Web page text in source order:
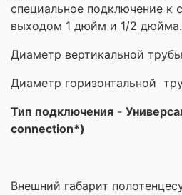
специальное подключение к
выходом 1 дюйм и 1/2 дюйма.
Диаметр вертикальной
Диаметр горизонтальной
Тип подключения -
connection*)
Внешний габарит